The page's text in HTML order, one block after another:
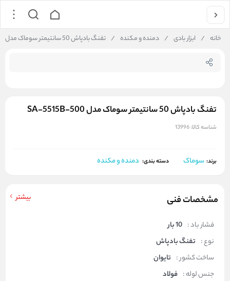
خانه / ابزار بادی / دمنده و مکنده / تفنگ بادپاش 50 سانتیمتر سوماک مدل SA-5515B-500
تفنگ بادپاش 50 سانتیمتر سوماک مدل SA-5515B-500
شناسه کالا:13996
برند: سوماک دسته بندی: دمنده و مکنده
مشخصات فنی بیشتر
فشار باد : 10 بار
نوع : تفنگ بادپاش
ساخت کشور : تایوان
جنس لوله : فولاد